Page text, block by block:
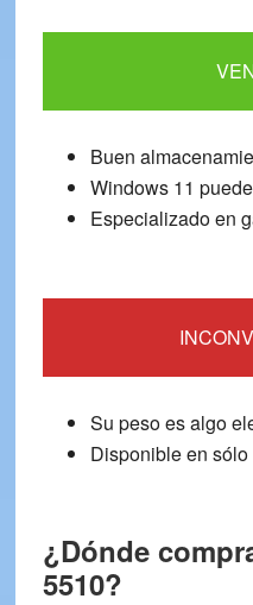
Buen
Windows 11
Especializado en
Su peso es algo
Disponible en sólo
¿Dónde
5510?